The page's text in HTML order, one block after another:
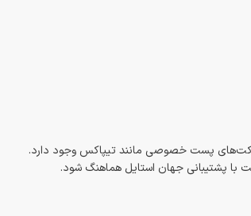
پست خصوصی مانند تیپاکس وجود دارد.
با پشتیبانی جهان استایل هماهنگ شود.